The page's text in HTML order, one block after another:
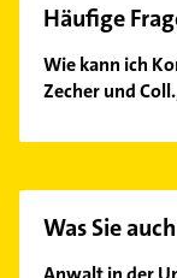
Häufige
Wie kann ich
Zecher und
auswählen.
Was Sie